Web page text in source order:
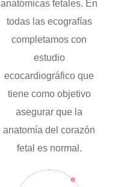
anatómicas fetales. En
todas las ecografías
completamos con
estudio
ecocardiográfico que
tiene como objetivo
asegurar que la
anatomía del corazón
fetal es normal.